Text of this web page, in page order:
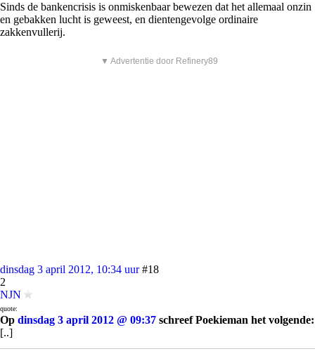
Sinds de bankencrisis is onmiskenbaar bewezen dat het allemaal onzin
en gebakken lucht is geweest, en dientengevolge ordinaire
zakkenvullerij.
▼ Advertentie door Refinery89
dinsdag 3 april 2012, 10:34 uur #18
2
NJN
quote:
Op dinsdag 3 april 2012 @ 09:37 schreef Poekieman het volgende:
[..]